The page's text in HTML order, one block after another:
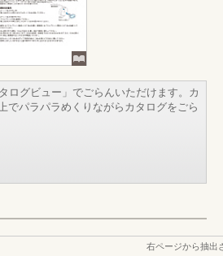
ログビュー」でごらんいただけます。カ
でパラパラめくりながらカタログをごら
右ページから抽出